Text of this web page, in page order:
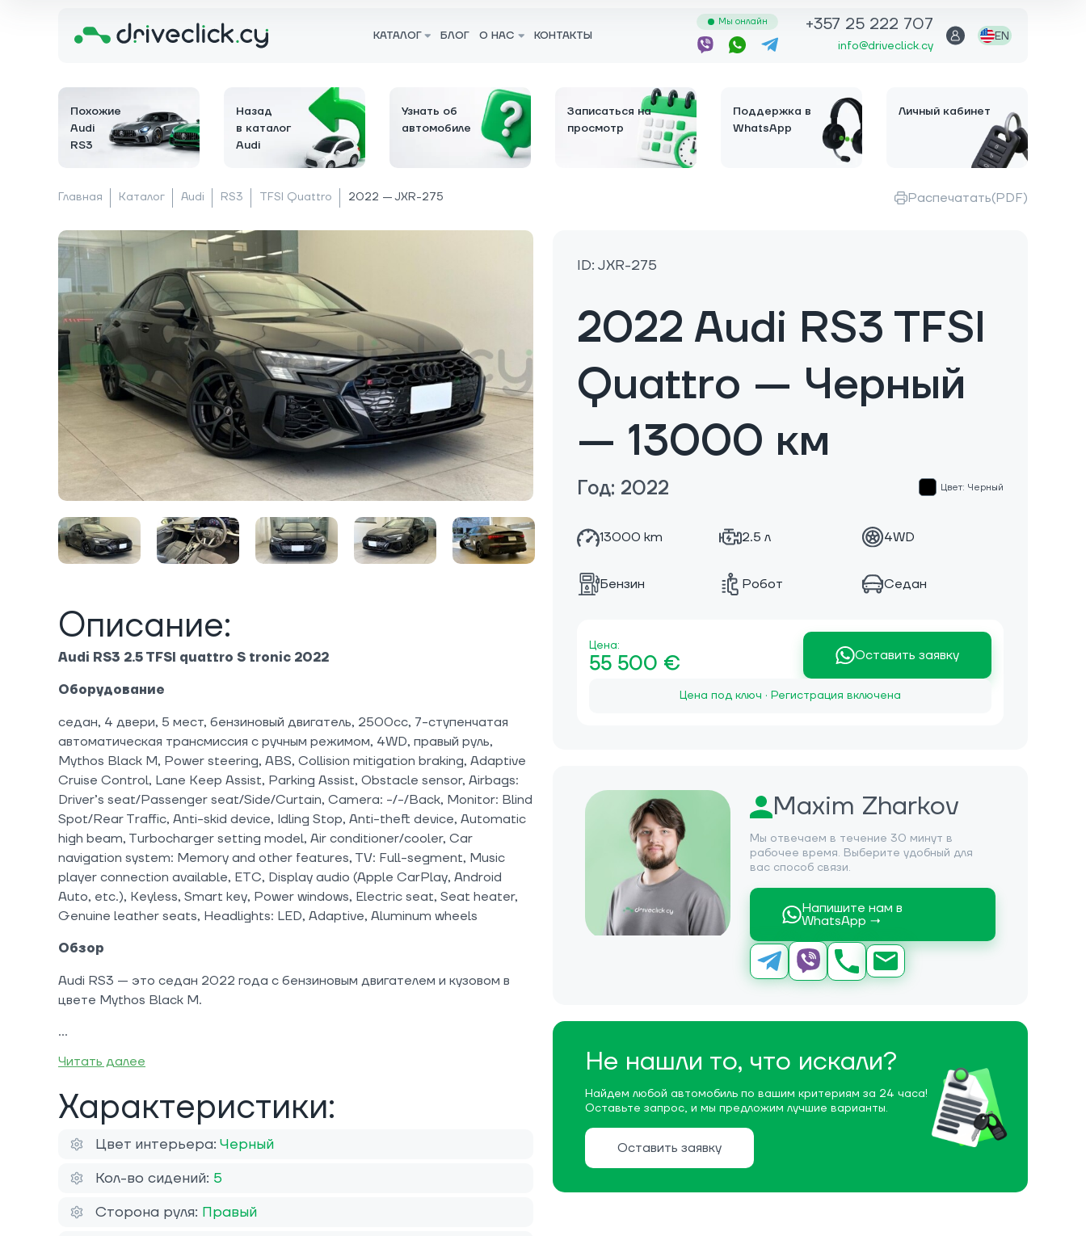
КАТАЛОГ БЛОГ О НАС КОНТАКТЫ
Мы онлайн +357 25 222 707
info@driveclick.cy
EN
Похожие
Audi
RS3
Назад
в каталог
Audi
Узнать об
автомобиле
Записаться на
просмотр
Поддержка в
WhatsApp
Личный кабинет
Главная Каталог Audi RS3 TFSI Quattro 2022 — JXR-275 Распечатать(PDF)
ID: JXR-275
2022 Audi RS3 TFSI
Quattro — Черный
— 13000 км
Год: 2022 Цвет: Черный
13000 km 2.5 л 4WD
Бензин Робот Седан
Цена:
55 500 € Оставить заявку
Цена под ключ · Регистрация включена
Maxim Zharkov
Мы отвечаем в течение 30 минут в
рабочее время. Выберите удобный для
вас способ связи.
Напишите нам в
WhatsApp →
Не нашли то, что искали?
Найдем любой автомобиль по вашим критериям за 24 часа!
Оставьте запрос, и мы предложим лучшие варианты.
Оставить заявку
Описание:
Audi RS3 2.5 TFSI quattro S tronic 2022
Оборудование
седан, 4 двери, 5 мест, бензиновый двигатель, 2500cc, 7-ступенчатая
автоматическая трансмиссия с ручным режимом, 4WD, правый руль,
Mythos Black M, Power steering, ABS, Collision mitigation braking, Adaptive
Cruise Control, Lane Keep Assist, Parking Assist, Obstacle sensor, Airbags:
Driver’s seat/Passenger seat/Side/Curtain, Camera: -/-/Back, Monitor: Blind
Spot/Rear Traffic, Anti-skid device, Idling Stop, Anti-theft device, Automatic
high beam, Turbocharger setting model, Air conditioner/cooler, Car
navigation system: Memory and other features, TV: Full-segment, Music
player connection available, ETC, Display audio (Apple CarPlay, Android
Auto, etc.), Keyless, Smart key, Power windows, Electric seat, Seat heater,
Genuine leather seats, Headlights: LED, Adaptive, Aluminum wheels
Обзор
Audi RS3 — это седан 2022 года с бензиновым двигателем и кузовом в
цвете Mythos Black M.
Читать далее
Характеристики:
Цвет интерьера: Черный
Кол-во сидений: 5
Сторона руля: Правый